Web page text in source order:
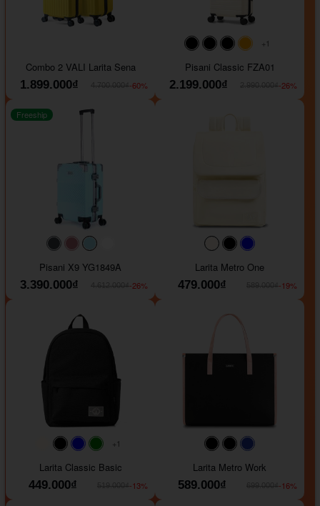
Combo 2 VALI Larita Sena
1.899.000₫
-60%
#000000#000000
#000000
#ffa500
+1
Pisani Classic FZA01
2.199.000₫
-26%
#40454a#b76e79
#9ad8e7
Freeship
Pisani X9 YG1849A
3.390.000₫
-26%
#faf0e6#000000
Larita Metro One
479.000₫
-19%
#faf0e6
#000000#0000FF#008000
+1
Larita Classic Basic
449.000₫
-13%
#000000#000000
Larita Metro Work
589.000₫
-16%